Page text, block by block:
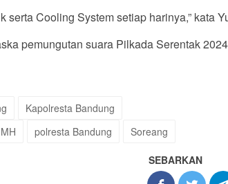
serta Cooling System setiap harinya,” kata
pemungutan suara Pilkada Serentak
Kapolresta Bandung
polresta Bandung Soreang
SEBARKAN